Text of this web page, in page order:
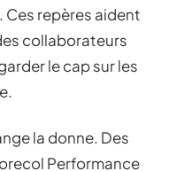
repères aident
collaborateurs
le cap sur les
la donne. Des
Performance